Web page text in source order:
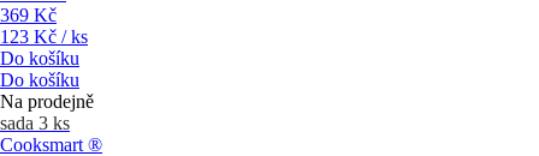
369 Kč
123 Kč / ks
Do košíku
Do košíku
Na prodejně
sada 3 ks
Cooksmart ®